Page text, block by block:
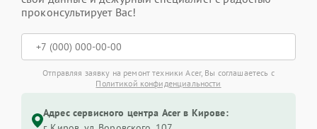
проконсультирует Вас!
Отправляя заявку на ремонт техники Acer, Вы соглашаетесь с
Политикой конфиденциальности
Адрес сервисного центра Acer в Кирове: